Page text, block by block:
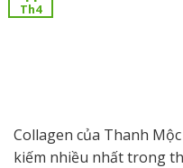
Th4
Collagen của Thanh
kiếm nhiều nhất trong